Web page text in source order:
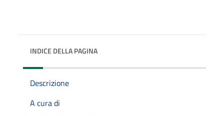
INDICE DELLA PAGINA
Descrizione
A cura di